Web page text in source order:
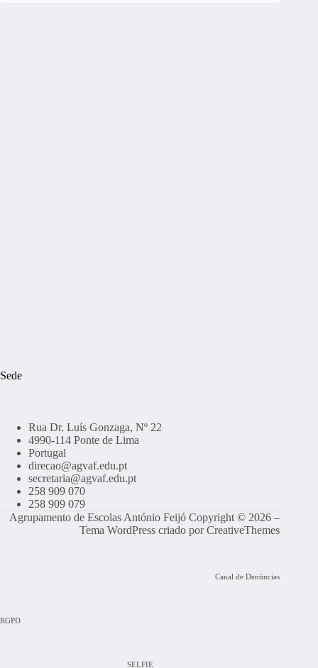
Sede
Rua Dr. Luís Gonzaga, Nº 22
4990-114 Ponte de Lima
Portugal
direcao@agvaf.edu.pt
secretaria@agvaf.edu.pt
258 909 070
258 909 079
Agrupamento de Escolas António Feijó Copyright © 2026 –
Tema WordPress criado porCreativeThemes
Canal de Denúncias
RGPD
SELFIE